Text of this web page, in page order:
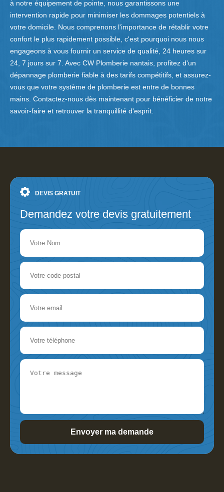
à notre équipement de pointe, nous garantissons une
intervention rapide pour minimiser les dommages potentiels à
votre domicile. Nous comprenons l'importance de rétablir votre
confort le plus rapidement possible, c'est pourquoi nous nous
engageons à vous fournir un service de qualité, 24 heures sur
24, 7 jours sur 7. Avec CW Plomberie nantais, profitez d'un
dépannage plomberie fiable à des tarifs compétitifs, et assurez-
vous que votre système de plomberie est entre de bonnes
mains. Contactez-nous dès maintenant pour bénéficier de notre
savoir-faire et retrouver la tranquillité d'esprit.
DEVIS GRATUIT
Demandez votre devis gratuitement